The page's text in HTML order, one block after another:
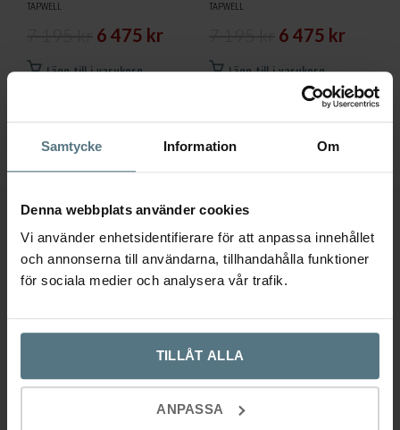
Samtycke Information Om
Denna webbplats använder cookies
Vi använder enhetsidentifierare för att anpassa innehållet
och annonserna till användarna, tillhandahålla funktioner
för sociala medier och analysera vår trafik.
TILLÅT ALLA
ANPASSA
TAPWELL
Det
ursprungliga
var:
7
195 kr.
6 475 krDet
nuvarande
är:
6
Lägg till i varukorg
TAPWELL
Det
ursprungliga
priset
var:
6 475 krDet
priset
är:
Lägg till i varukorg
Ytterligare information
Recensioner (0)
Ytterligare information
Dimensioner